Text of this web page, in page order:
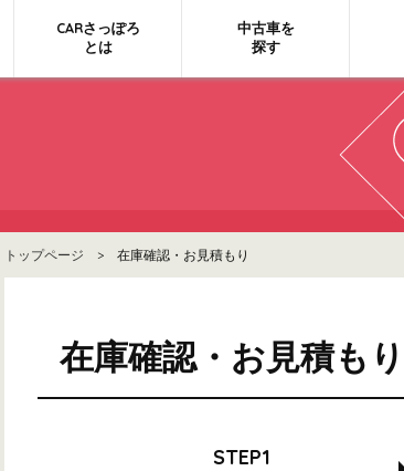
CARさっぽろ
とは
中古車を
探す
トップページ > 在庫確認・お見積もり
在庫確認・お見積もり
STEP1